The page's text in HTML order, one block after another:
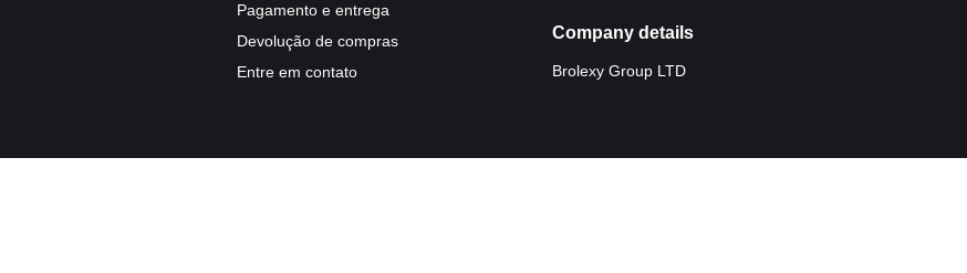
Pagamento e entrega
Devolução de compras
Entre em contato
Company details
Brolexy Group LTD